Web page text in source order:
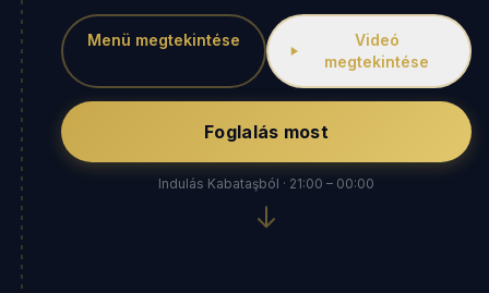
Menü megtekintése
Videó
megtekintése
Foglalás most
Indulás Kabataşból · 21:00 – 00:00